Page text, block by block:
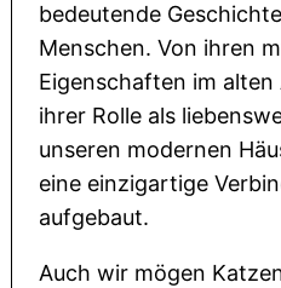
bedeutende
Menschen. Von ihren
Eigenschaften im
ihrer Rolle als
unseren modernen
eine einzigartige
aufgebaut.
Auch wir mögen